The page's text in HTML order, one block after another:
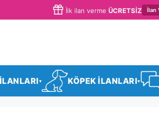
İlk ilan verme ÜCRETSİZ İlan
▾ KÖPEK İLANLARI▾